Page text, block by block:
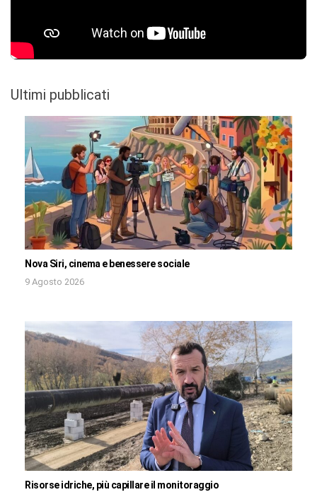
Ultimi pubblicati
Nova Siri, cinema e benessere sociale
9 Agosto 2026
Risorse idriche, più capillare il monitoraggio